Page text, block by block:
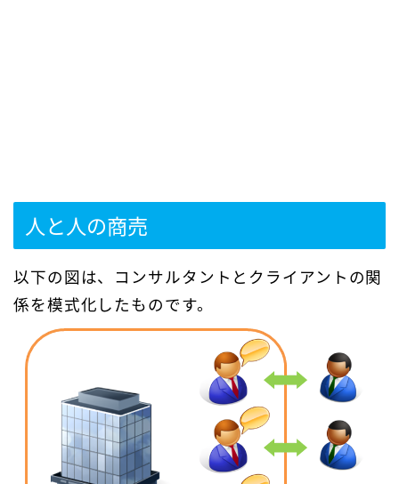
人と人の商売
以下の図は、コンサルタントとクライアントの関
係を模式化したものです。